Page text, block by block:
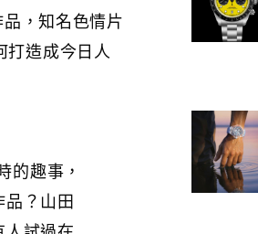
，知名色情片
造成今日人
的趣事，
？山田